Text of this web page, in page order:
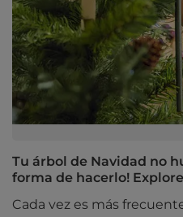
Tu árbol de Navidad no
forma de hacerlo!
Cada vez es más